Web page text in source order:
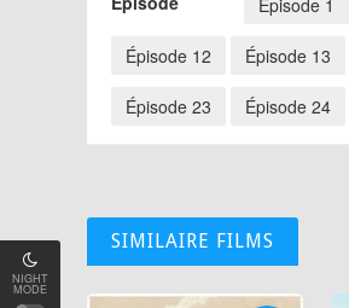
NIGHT
MODE
Épisode 1
Épisode 12 Épisode 13
Épisode 23 Épisode 24
SIMILAIRE FILMS